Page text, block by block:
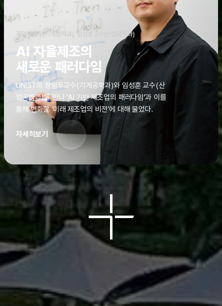
정임두교수(기계공학과), 임성훈교수(산업공학과)
AI 자율제조의
새로운 패러다임
UNIST의 정임두교수(기계공학과)와 임성훈 교수(산
업공학과)를 만나 ‘AI 기반 제조업의 패러다임’과 이를
통해 변화할 ‘미래 제조업의 비전’에 대해 물었다.
자세히보기